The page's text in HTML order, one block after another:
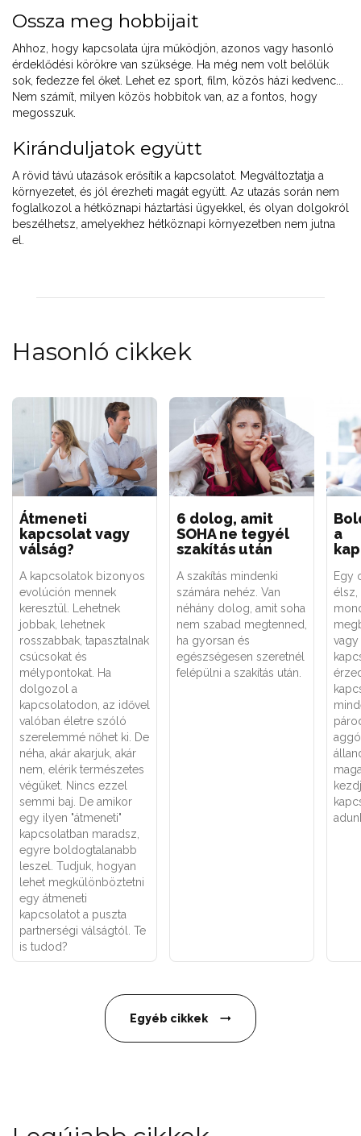
Ossza meg hobbijait
Ahhoz, hogy kapcsolata újra működjön, azonos vagy hasonló
érdeklődési körökre van szüksége. Ha még nem volt belőlük
sok, fedezze fel őket. Lehet ez sport, film, közös házi kedvenc...
Nem számít, milyen közös hobbitok van, az a fontos, hogy
megosszuk.
Kiránduljatok együtt
A rövid távú utazások erősítik a kapcsolatot. Megváltoztatja a
környezetet, és jól érezheti magát együtt. Az utazás során nem
foglalkozol a hétköznapi háztartási ügyekkel, és olyan dolgokról
beszélhetsz, amelyekhez hétköznapi környezetben nem jutna
el.
Hasonló cikkek
Átmeneti
kapcsolat vagy
válság?
A kapcsolatok bizonyos
evolúción mennek
keresztül. Lehetnek
jobbak, lehetnek
rosszabbak, tapasztalnak
csúcsokat és
mélypontokat. Ha
dolgozol a
kapcsolatodon, az idővel
valóban életre szóló
szerelemmé nőhet ki. De
néha, akár akarjuk, akár
nem, elérik természetes
végüket. Nincs ezzel
semmi baj. De amikor
egy ilyen "átmeneti"
kapcsolatban maradsz,
egyre boldogtalanabb
leszel. Tudjuk, hogyan
lehet megkülönböztetni
egy átmeneti
kapcsolatot a puszta
partnerségi válságtól. Te
is tudod?
6 dolog, amit
SOHA ne tegyél
szakítás után
A szakítás mindenki
számára nehéz. Van
néhány dolog, amit soha
nem szabad megtenned,
ha gyorsan és
egészségesen szeretnél
felépülni a szakítás után.
a
Egy
élsz,
Egyéb cikkek